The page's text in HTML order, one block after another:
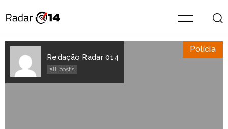
Redação Radar 014
all posts
Polícia